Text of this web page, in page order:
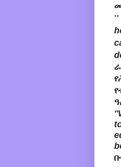
''